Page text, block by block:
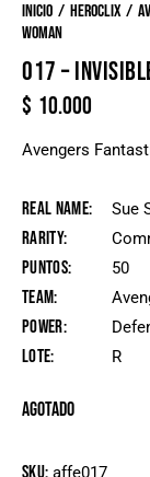
Inicio Heroclix
Woman
017 –
$ 10.000
Avengers
Real Name Sue
Rarity
Puntos 50
Team
Power
Lote R
Agotado
affe017